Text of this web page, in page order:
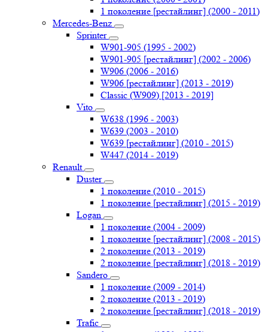
1 поколение [рестайлинг] (2000 - 2011)
Mercedes-Benz
Sprinter
W901-905 (1995 - 2002)
W901-905 [рестайлинг] (2002 - 2006)
W906 (2006 - 2016)
W906 [рестайлинг] (2013 - 2019)
Classic (W909) [2013 - 2019]
Vito
W638 (1996 - 2003)
W639 (2003 - 2010)
W639 [рестайлинг] (2010 - 2015)
W447 (2014 - 2019)
Renault
Duster
1 поколение (2010 - 2015)
1 поколение [рестайлинг] (2015 - 2019)
Logan
1 поколение (2004 - 2009)
1 поколение [рестайлинг] (2008 - 2015)
2 поколение (2013 - 2019)
2 поколение [рестайлинг] (2018 - 2019)
Sandero
1 поколение (2009 - 2014)
2 поколение (2013 - 2019)
2 поколение [рестайлинг] (2018 - 2019)
Trafic